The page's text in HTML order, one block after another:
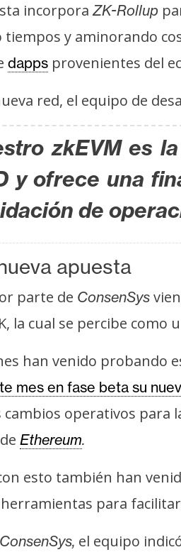
incorpora ZK-Rollup
y aminorando
dapps provenientes del
red, el equipo de
zkEVM es
y ofrece una
de
apuesta
parte de ConsenSys
la cual se percibe
han venido probando
mes en fase beta su
operativos para
Ethereum.
esto también han
para
ConsenSys, el equipo